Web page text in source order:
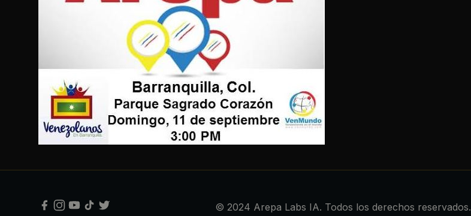
© 2024 Arepa Labs IA. Todos los derechos reservados.